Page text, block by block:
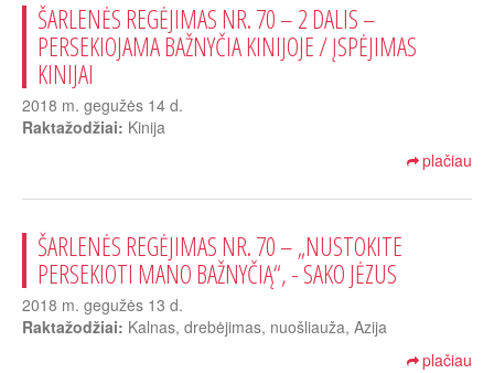
ŠARLENĖS REGĖJIMAS NR. 70 – 2 DALIS –
PERSEKIOJAMA BAŽNYČIA KINIJOJE / ĮSPĖJIMAS
KINIJAI
2018 m. gegužės 14 d.
Raktažodžiai: Kinija
plačiau
ŠARLENĖS REGĖJIMAS NR. 70 – „NUSTOKITE
PERSEKIOTI MANO BAŽNYČIĄ“, - SAKO JĖZUS
2018 m. gegužės 13 d.
Raktažodžiai: Kalnas, drebėjimas, nuošliauža, Azija
plačiau